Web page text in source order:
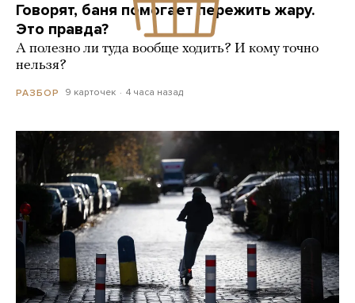
Говорят, баня помогает пережить жару.
Это правда?
А полезно ли туда вообще ходить? И кому точно
нельзя?
РАЗБОР 9 карточек 4 часа назад